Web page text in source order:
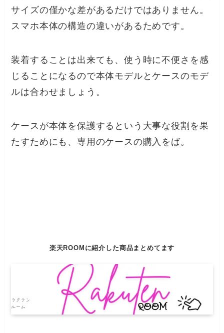
サイズの僅かな差があるだけではありません。
スマホ本体の構造の違いがあるためです。
装着することは出来ても、使う時に不便さを感
じることになるので本体モデルとケースのモデ
ルは合わせましょう。
ケースが本体を保護するという大事な役割を果
たすためにも、専用のケースの購入をば。
楽天ROOMに紹介した商品まとめてます